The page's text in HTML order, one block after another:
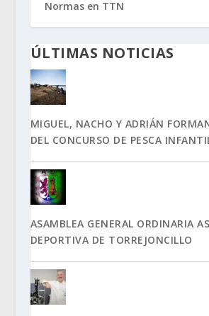
Normas en TTN
ÚLTIMAS NOTICIAS
MIGUEL, NACHO Y ADRIÁN
DEL CONCURSO DE PESCA
ASAMBLEA GENERAL ORDINARIA
DEPORTIVA DE TORREJONCILLO